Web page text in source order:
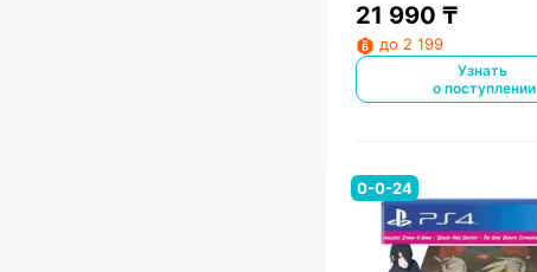
21 990 ₸
до 2 199
Узнать
о поступлении
0-0-24